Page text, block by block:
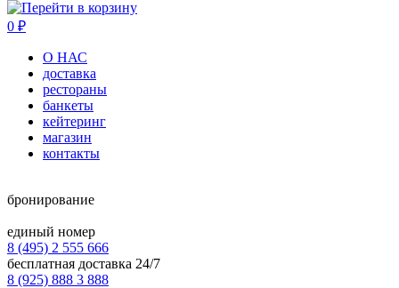
0 ₽
О НАС
доставка
рестораны
банкеты
кейтеринг
магазин
контакты
бронирование
единый номер
8 (495) 2 555 666
бесплатная доставка 24/7
8 (925) 888 3 888